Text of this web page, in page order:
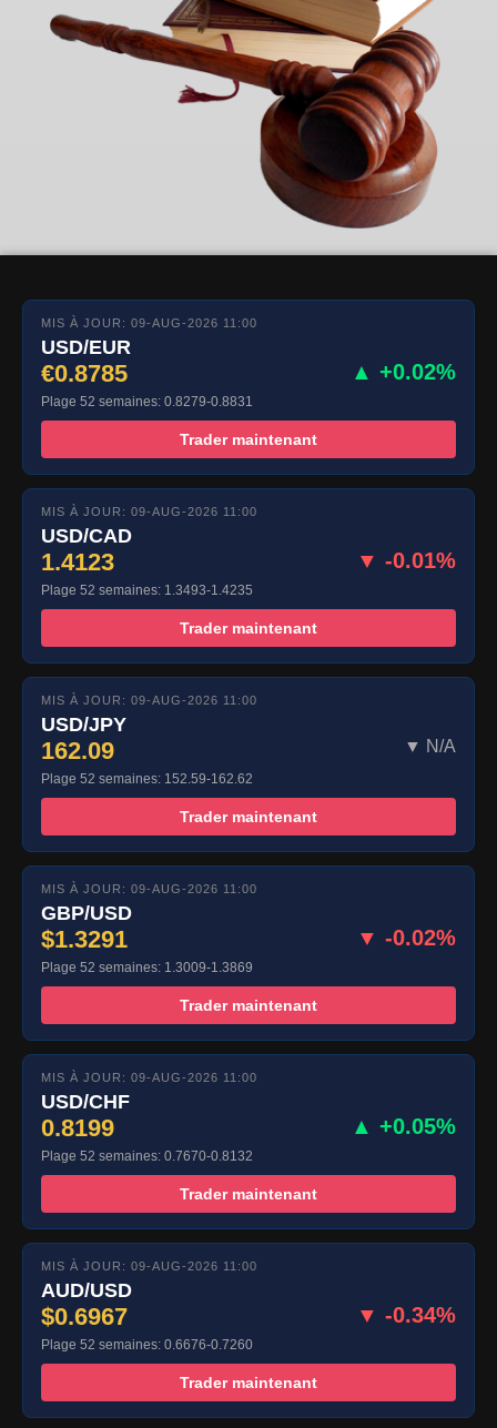
MIS À JOUR: 09-AUG-2026 11:00
USD/EUR
€0.8785 ▲ +0.02%
Plage 52 semaines: 0.8279-0.8831
Trader maintenant
MIS À JOUR: 09-AUG-2026 11:00
USD/CAD
1.4123 ▼ -0.01%
Plage 52 semaines: 1.3493-1.4235
Trader maintenant
MIS À JOUR: 09-AUG-2026 11:00
USD/JPY
162.09 ▼ N/A
Plage 52 semaines: 152.59-162.62
Trader maintenant
MIS À JOUR: 09-AUG-2026 11:00
GBP/USD
$1.3291 ▼ -0.02%
Plage 52 semaines: 1.3009-1.3869
Trader maintenant
MIS À JOUR: 09-AUG-2026 11:00
USD/CHF
0.8199 ▲ +0.05%
Plage 52 semaines: 0.7670-0.8132
Trader maintenant
MIS À JOUR: 09-AUG-2026 11:00
AUD/USD
$0.6967 ▼ -0.34%
Plage 52 semaines: 0.6676-0.7260
Trader maintenant